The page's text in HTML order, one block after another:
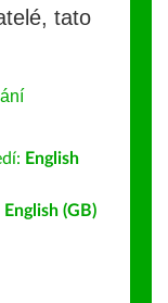
tato
English
English (GB)